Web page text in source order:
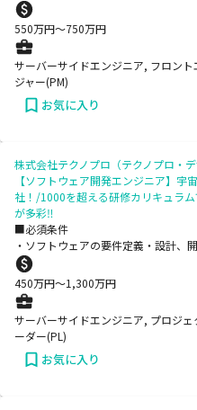
550万円〜750万円
サーバーサイドエンジニア, フロン
ジャー(PM)
お気に入り
株式会社テクノプロ（テクノプロ・デ
【ソフトウェア開発エンジニア】宇
社！/1000を超える研修カリキュラ
が多彩‼
■必須条件
・ソフトウェアの要件定義・設計、
450万円〜1,300万円
サーバーサイドエンジニア, プロジ
ーダー(PL)
お気に入り